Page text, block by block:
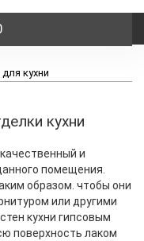
кухни
кухни
и
помещения.
образом. чтобы они
или другими
кухни гипсовым
поверхность лаком